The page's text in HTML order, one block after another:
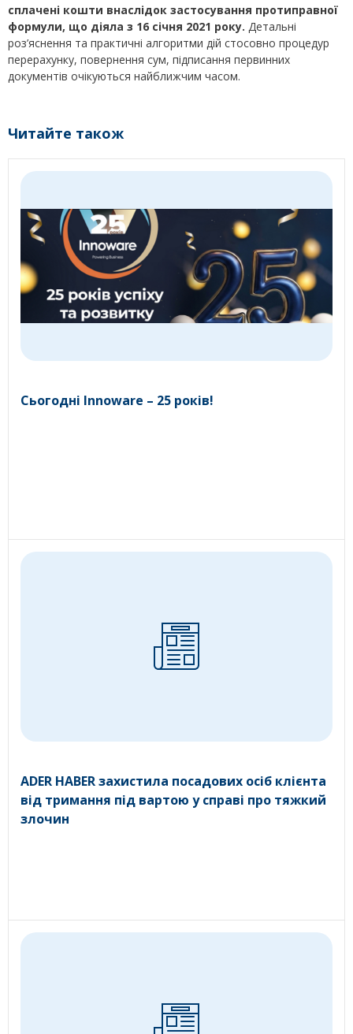
сплачені кошти внаслідок застосування протиправної
формули, що діяла з 16 січня 2021 року. Детальні
роз’яснення та практичні алгоритми дій стосовно процедур
перерахунку, повернення сум, підписання первинних
документів очікуються найближчим часом.
Читайте також
Сьогодні Innoware – 25 років!
ADER HABER захистила посадових осіб клієнта
від тримання під вартою у справі про тяжкий
злочин